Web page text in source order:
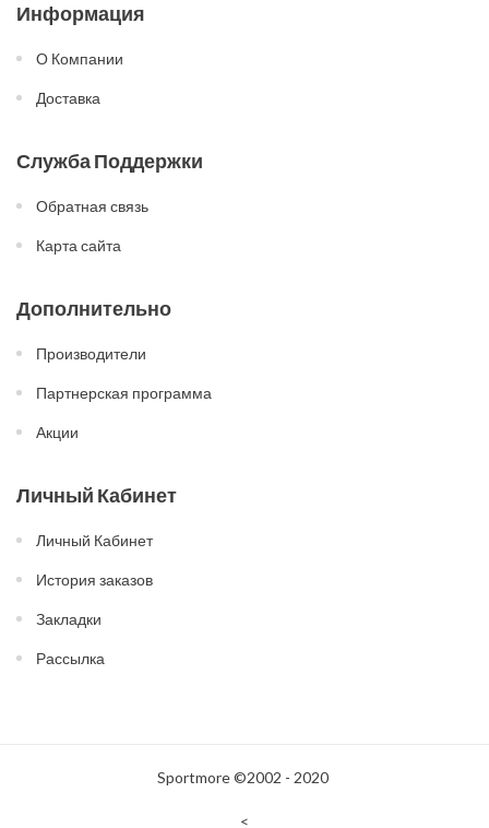
Информация
О Компании
Доставка
Служба Поддержки
Обратная связь
Карта сайта
Дополнительно
Производители
Партнерская программа
Акции
Личный Кабинет
Личный Кабинет
История заказов
Закладки
Рассылка
Sportmore ©2002 - 2020
<